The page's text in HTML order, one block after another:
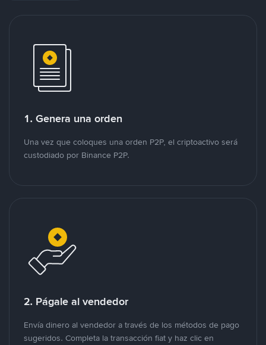
1. Genera una orden
Una vez que coloques una orden P2P, el criptoactivo será
custodiado por Binance P2P.
2. Págale al vendedor
Envía dinero al vendedor a través de los métodos de pago
sugeridos. Completa la transacción fiat y haz clic en